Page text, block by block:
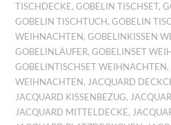
TISCHDECKE,GOBELIN TISCHSET,
GOBELIN TISCHTUCH,GOBELIN
WEIHNACHTEN,GOBELINKISSEN
GOBELINLÄUFER,GOBELINSET
GOBELINTISCHSET WEIHNACHTEN,
WEIHNACHTEN, JACQUARD
JACQUARD KISSENBEZUG,
JACQUARD MITTELDECKE,